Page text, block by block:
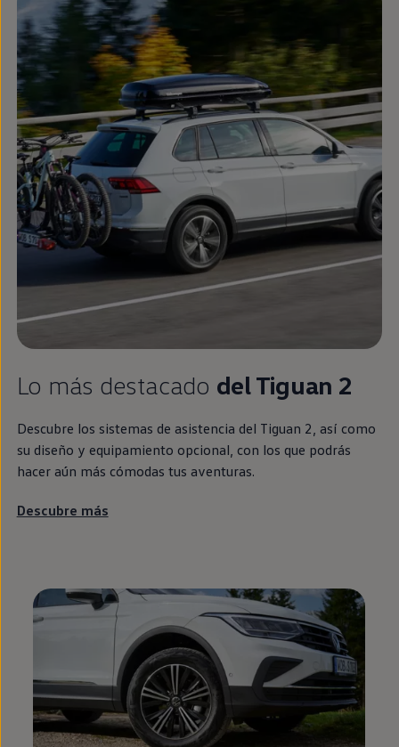
Lo más destacado delTiguan 2
Descubre los sistemas de asistencia del Tiguan 2, así como
su diseño y equipamiento opcional, con los que podrás
hacer aún más cómodas tus aventuras.
Descubre más